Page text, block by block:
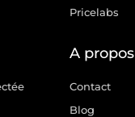
Pricelabs
A propos
Contact
Blog